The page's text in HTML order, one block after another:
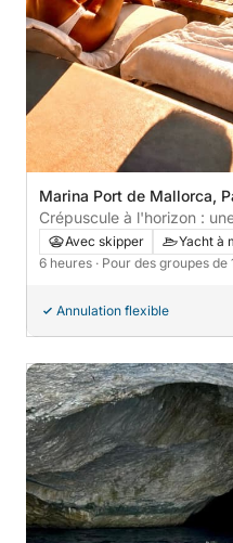
Marina Port de Mallorca,
Crépuscule à l'horizon :
coucher du soleil et une
Avec skipper
Yacht à
6 heures · Pour des groupes de
Annulation flexible